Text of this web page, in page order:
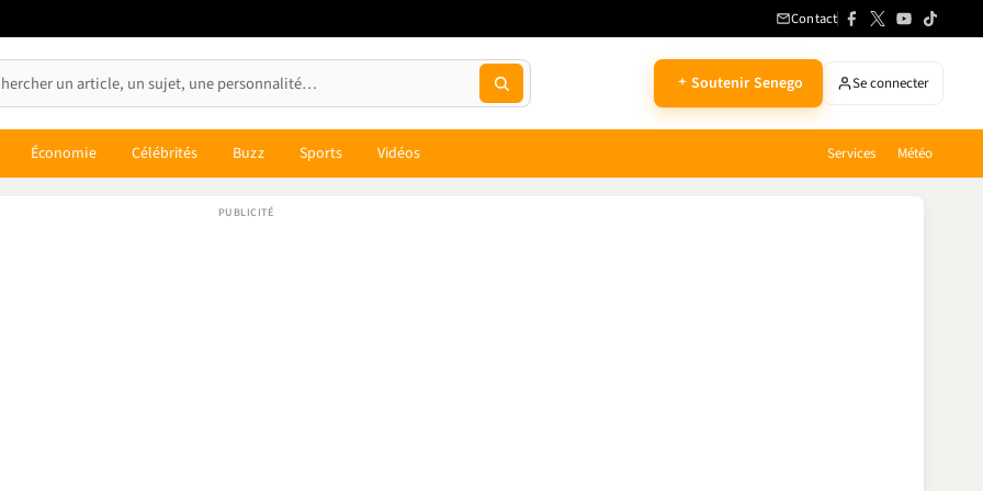
Contact
Soutenir Senego Se connecter
Économie Célébrités Buzz Sports Vidéos Services Météo